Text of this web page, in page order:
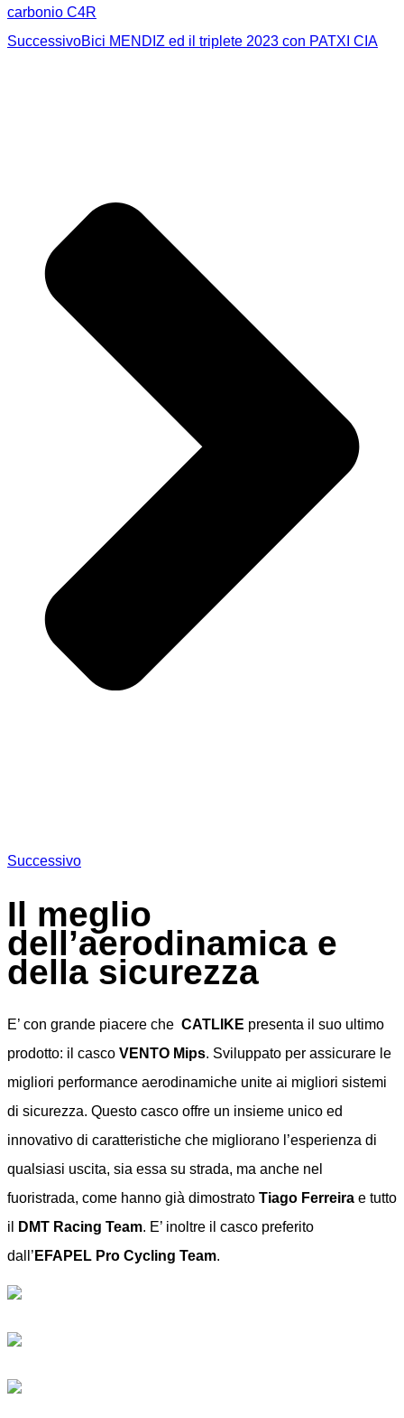
carbonio C4R
SuccessivoBici MENDIZ ed il triplete 2023 con PATXI CIA
Successivo
Il meglio
dell’aerodinamica e
della sicurezza
E’ con grande piacere che CATLIKE presenta il suo ultimo
prodotto: il casco VENTO Mips. Sviluppato per assicurare le
migliori performance aerodinamiche unite ai migliori sistemi
di sicurezza. Questo casco offre un insieme unico ed
innovativo di caratteristiche che migliorano l’esperienza di
qualsiasi uscita, sia essa su strada, ma anche nel
fuoristrada, come hanno già dimostrato Tiago Ferreira e tutto
il
DMT Racing Team. E’ inoltre il casco preferito
dall’ EFAPEL Pro Cycling Team.